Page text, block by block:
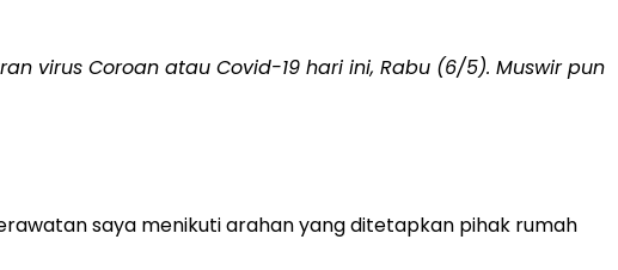
virus Coroan atau Covid-19 hari ini, Rabu (6/5). Muswir pun
saya menikuti arahan yang ditetapkan pihak rumah